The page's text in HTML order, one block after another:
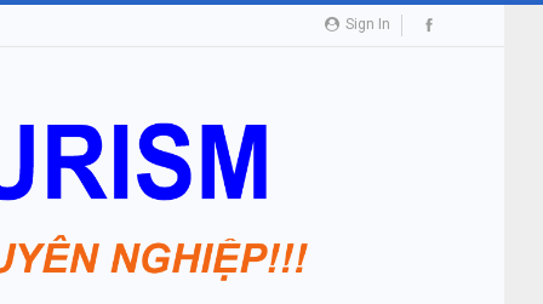
Sign In